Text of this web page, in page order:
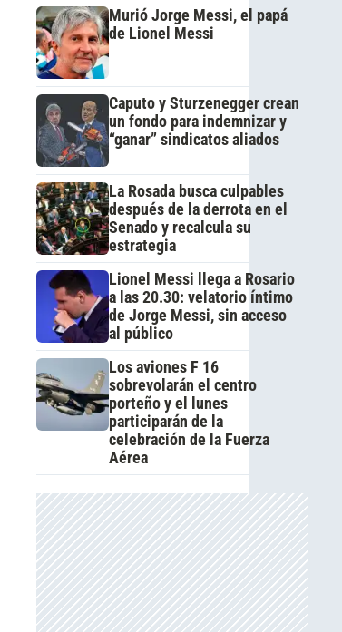
Murió Jorge Messi, el papá
de Lionel Messi
Caputo y Sturzenegger crean
un fondo para indemnizar y
“ganar” sindicatos aliados
La Rosada busca culpables
después de la derrota en el
Senado y recalcula su
estrategia
Lionel Messi llega a Rosario
a las 20.30: velatorio íntimo
de Jorge Messi, sin acceso
al público
Los aviones F 16
sobrevolarán el centro
porteño y el lunes
participarán de la
celebración de la Fuerza
Aérea